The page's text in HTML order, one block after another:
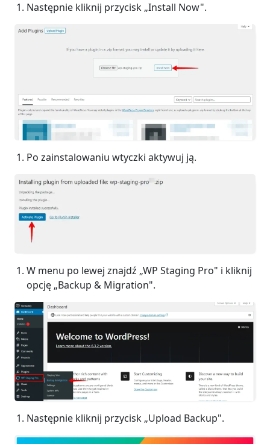
Następnie kliknij przycisk „Install Now".
Po zainstalowaniu wtyczki aktywuj ją.
W menu po lewej znajdź „WP Staging Pro" i kliknij
opcję „Backup & Migration".
Następnie kliknij przycisk „Upload Backup".